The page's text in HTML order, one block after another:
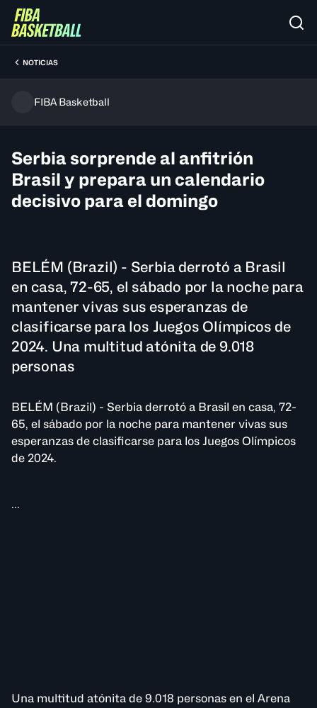
NOTICIAS
FIBA Basketball
Serbia sorprende al anfitrión
Brasil y prepara un calendario
decisivo para el domingo
BELÉM (Brazil) - Serbia derrotó a Brasil
en casa, 72-65, el sábado por la noche para
mantener vivas sus esperanzas de
clasificarse para los Juegos Olímpicos de
2024. Una multitud atónita de 9.018
personas
BELÉM (Brazil) - Serbia derrotó a Brasil en casa, 72-
65, el sábado por la noche para mantener vivas sus
esperanzas de clasificarse para los Juegos Olímpicos
de 2024.
...
Una multitud atónita de 9.018 personas en el Arena